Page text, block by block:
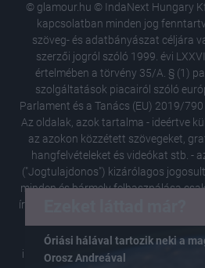
Óriási hálával tartozik neki a
Orosz Andreával
© glamour.hu © IndaNext Hungary
kapcsolatban minden jog
szöveg- és adatbányászat céljára
szerzői jogról szóló 1999. évi
értelmében a törvény 35/A. § (1)
szolgáltatások piacairól szóló
Parlament és a Tanács (EU) 2019/
Az oldalak, azok tartalma - ideértve
az azokon közzétett szövegeket,
hangfelvételeket és videókat stb. -
("Jogtulajdonos") kizárólagos
minden és bármely felhasználása
írásbeli hozzájárulásával lehetséges.
helytállást nem vállal. A
információk közlésére, tájékoztatás